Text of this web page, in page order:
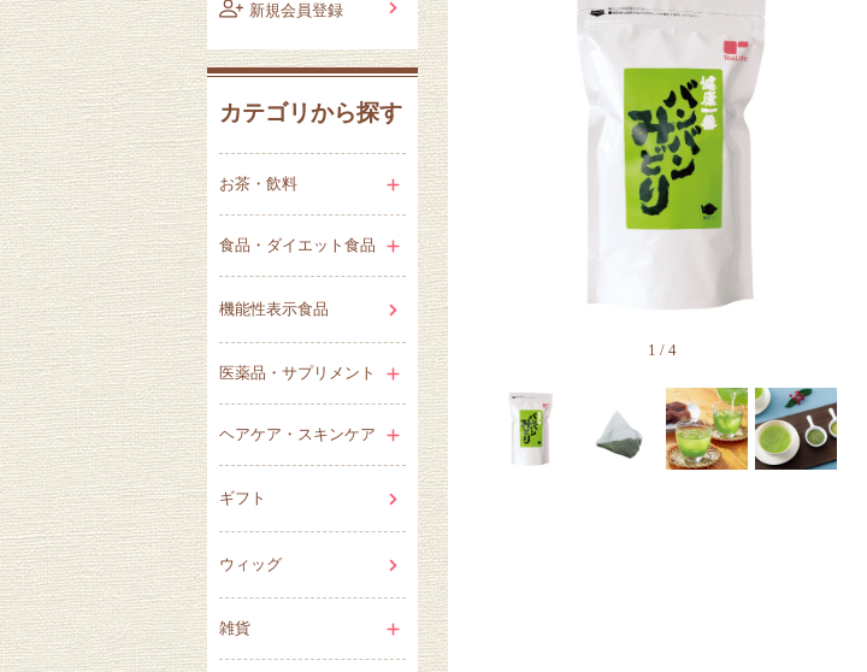
1 / 4
新規会員登録
カテゴリから探す
お茶・飲料
食品・ダイエット食品
機能性表示食品
医薬品・サプリメント
ヘアケア・スキンケア
ギフト
ウィッグ
雑貨